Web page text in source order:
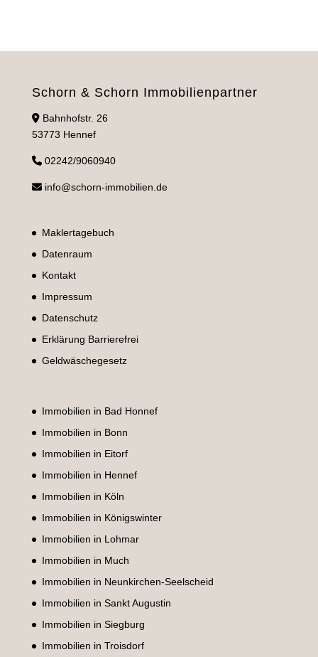
Schorn & Schorn Immobilienpartner
Bahnhofstr. 26
53773 Hennef
02242/9060940
info@schorn-immobilien.de
Maklertagebuch
Datenraum
Kontakt
Impressum
Datenschutz
Erklärung Barrierefrei
Geldwäschegesetz
Immobilien in Bad Honnef
Immobilien in Bonn
Immobilien in Eitorf
Immobilien in Hennef
Immobilien in Köln
Immobilien in Königswinter
Immobilien in Lohmar
Immobilien in Much
Immobilien in Neunkirchen-Seelscheid
Immobilien in Sankt Augustin
Immobilien in Siegburg
Immobilien in Troisdorf